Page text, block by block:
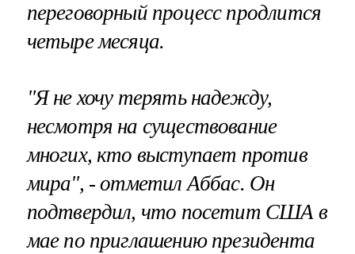
переговорный процесс продлится
четыре месяца.
"Я не хочу терять надежду,
несмотря на существование
многих, кто выступает против
мира", - отметил Аббас. Он
подтвердил, что посетит США в
мае по приглашению президента